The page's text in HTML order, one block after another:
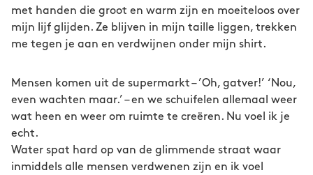
met handen die groot en warm zijn en moeiteloos over
mijn lijf glijden. Ze blijven in mijn taille liggen, trekken
me tegen je aan en verdwijnen onder mijn shirt.
Mensen komen uit de supermarkt – ’Oh, gatver!’ ‘Nou,
even wachten maar.’ – en we schuifelen allemaal weer
wat heen en weer om ruimte te creëren. Nu voel ik je
echt.
Water spat hard op van de glimmende straat waar
inmiddels alle mensen verdwenen zijn en ik voel